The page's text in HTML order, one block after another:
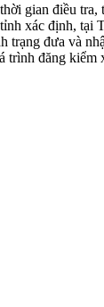
gian điều tra,
xác định, tại
trạng đưa và
trình đăng kiểm